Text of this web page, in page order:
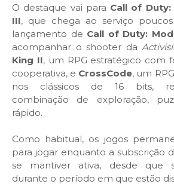
O destaque vai para Call of
III, que chega ao serviço
lançamento de Call of Duty:
acompanhar o shooter da
King II, um RPG estratégico com
cooperativa, e CrossCode, um
nos clássicos de 16 bits,
combinação de exploração,
rápido.
Como habitual, os jogos
para jogar enquanto a subscrição
se mantiver ativa, desde que
durante o período em que estão